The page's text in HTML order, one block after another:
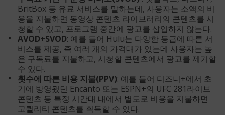
BritBox 등 유료 서비스를 말하는데, 사용자는 소액의 비
용을 지불하면 동영상 콘텐츠 라이브러리의 콘텐츠를 시
청할 수 있고, 프로그램 중간에 광고를 삽입하지 않는다.
AVOD+SVOD: 예를 들어 Hulu는 다양한 등급에 따른 서
비스를 제공, 즉 여러 개의 가격대가 있는데 사용자는 높
은 구독료를 지불하고, 시청할 콘텐츠에서 광고를 제거할
수 있다.
횟수에 따른 비용 지불(PPV): 예를 들어 디즈니+에서 초
기에 방영됐던 Encanto 또는 ESPN+의 UFC 281라이브
콘텐츠 등 특정 시간대 내에서 별도로 비용을 지불하면
고퀼리티 콘텐츠를 획득할 수 있다.